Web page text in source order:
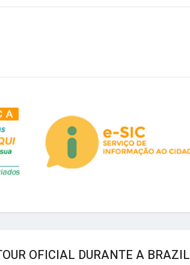
OFICIAL DURANTE A BRAZIL